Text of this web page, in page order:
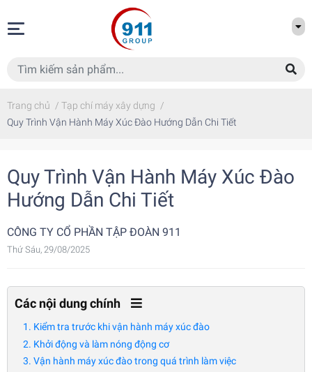
Trang chủ / Tạp chí máy xây dựng /
Quy Trình Vận Hành Máy Xúc Đào Hướng Dẫn Chi Tiết
Quy Trình Vận Hành Máy Xúc Đào
Hướng Dẫn Chi Tiết
CÔNG TY CỔ PHẦN TẬP ĐOÀN 911
Thứ Sáu, 29/08/2025
Các nội dung chính
1. Kiểm tra trước khi vận hành máy xúc đào
2. Khởi động và làm nóng động cơ
3. Vận hành máy xúc đào trong quá trình làm việc